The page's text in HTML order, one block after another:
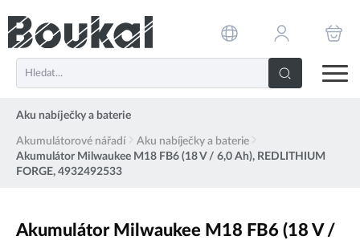
Aku nabíječky a baterie
Akumulátorové nářadí
Aku nabíječky a baterie
Akumulátor Milwaukee M18 FB6 (18 V / 6,0 Ah), REDLITHIUM
FORGE, 4932492533
Akumulátor Milwaukee M18 FB6 (18 V /